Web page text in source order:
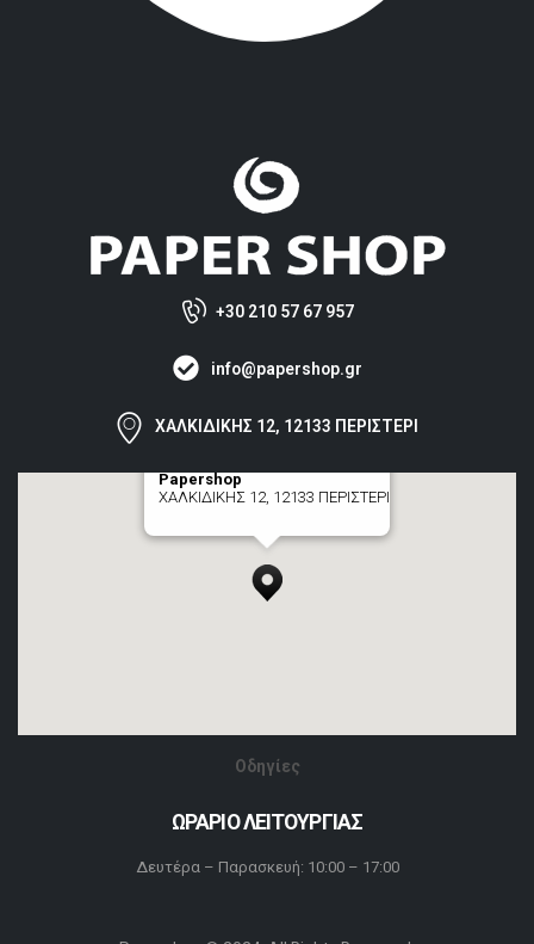
+30 210 57 67 957
info@papershop.gr
ΧΑΛΚΙΔΙΚΗΣ 12, 12133 ΠΕΡΙΣΤΕΡΙ
Papershop
ΧΑΛΚΙΔΙΚΗΣ 12, 12133 ΠΕΡΙΣΤΕΡΙ
Οδηγίες
ΩΡΑΡΙΟ ΛΕΙΤΟΥΡΓΙΑΣ
Δευτέρα – Παρασκευή: 10:00 – 17:00